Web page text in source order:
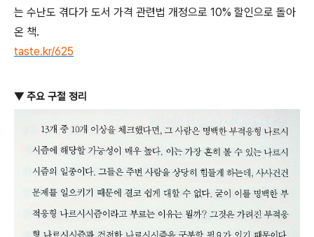
는 수난도 겪다가 도서 가격 관련법 개정으로 10% 할인으로 돌아
온 책.
taste.kr/625
▼ 주요 구절 정리